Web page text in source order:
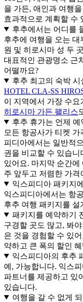
을 가든, 애인과 여행
효과적으로 계획할 수
후추에서는 어디를
후추에 여행을 오는
원 및 히로시마 성 두
대표적인 관광명소 근
어떨까요?
후추 최고의 숙박
HOTEL CLA-SS
이 지역에서 가장 수
히로시마 가든 팰리스
후추 휴가는 언제
모든 항공사가 티켓
피디아에서는 일반적
권을 비교할 수 있습
있어요. 마지막 순간
주 앞두고 저렴한 가
익스피디아 패키지
익스피디아에서는 항
후추 여행 패키지를 설
패키지를 예약하기
구경할 곳도 많고, 봐
은 것을 경험할 수 있
약하고 큰 폭의 할인
익스피디아의 후추
예, 가능합니다. 익스
파트너를 제공하고 있
있습니다.
여행을 갈 수 없게